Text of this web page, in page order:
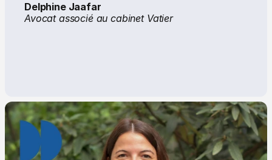
Delphine Jaafar
Avocat associé au cabinet Vatier